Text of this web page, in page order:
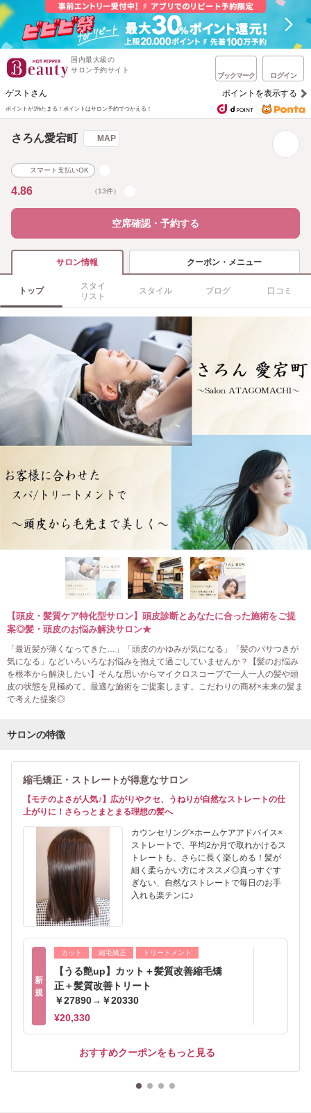
国内最大級の
サロン予約サイト
ブックマーク ログイン
ゲストさん ポイントを表示する
ポイントが1%たまる！ ポイントはサロン予約でつかえる！
さろん愛宕町 MAP
スマート支払いOK
4.86 （13件）
空席確認・予約する
サロン情報 クーポン・メニュー
トップ
スタイ
リスト
スタイル ブログ 口コミ
【頭皮・髪質ケア特化型サロン】頭皮診断とあなたに合った施術をご提
案◎髪・頭皮のお悩み解決サロン★
「最近髪が薄くなってきた…」「頭皮のかゆみが気になる」「髪のパサつきが
気になる」などいろいろなお悩みを抱えて過ごしていませんか？【髪のお悩み
を根本から解決したい】そんな思いからマイクロスコープで一人一人の髪や頭
皮の状態を見極めて、最適な施術をご提案します。こだわりの商材×未来の髪ま
で考えた提案◎
サロンの特徴
縮毛矯正・ストレートが得意なサロン
【モチのよさが人気♪】広がりやクセ、うねりが自然なストレートの仕
上がりに！さらっとまとまる理想の髪へ
カウンセリング×ホームケアアドバイス×
ストレートで、平均2か月で取れかけるス
トレートも、さらに長く楽しめる！髪が
細く柔らかい方にオススメ◎真っすぐす
ぎない、自然なストレートで毎日のお手
入れも楽チンに♪
新
規
カット 縮毛矯正 トリートメント
【うる艶up】カット＋髪質改善縮毛矯
正＋髪質改善トリート
￥27890→￥20330
¥20,330
おすすめクーポンをもっと見る